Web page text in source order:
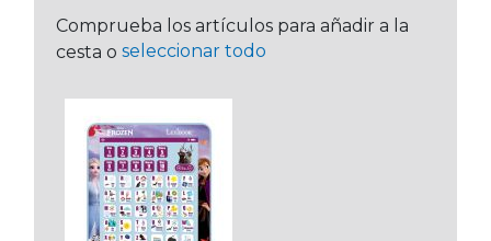
Comprueba los artículos para añadir a la
cesta o seleccionar todo